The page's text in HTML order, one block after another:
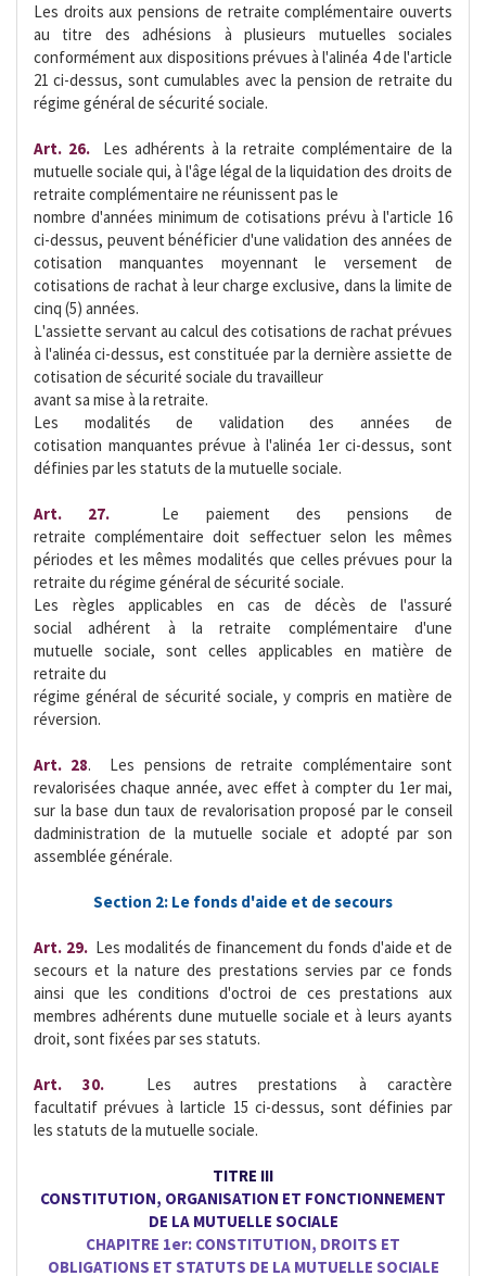
Les droits aux pensions de retraite complémentaire ouverts
au titre des adhésions à plusieurs mutuelles sociales
conformément aux dispositions prévues à l'alinéa 4 de l'article
21 ci-dessus, sont cumulables avec la pension de retraite du
régime général de sécurité sociale.
Art. 26.  Les adhérents à la retraite complémentaire de la
mutuelle sociale qui, à l'âge légal de la liquidation des droits de
retraite complémentaire ne réunissent pas le
nombre d'années minimum de cotisations prévu à l'article 16
ci-dessus, peuvent bénéficier d'une validation des années de
cotisation manquantes moyennant le versement de
cotisations de rachat à leur charge exclusive, dans la limite de
cinq (5) années.
L'assiette servant au calcul des cotisations de rachat prévues
à l'alinéa ci-dessus, est constituée par la dernière assiette de
cotisation de sécurité sociale du travailleur
avant sa mise à la retraite.
Les modalités de validation des années de
cotisation manquantes prévue à l'alinéa 1er ci-dessus, sont
définies par les statuts de la mutuelle sociale.
Art. 27.
 Le paiement des pensions de
retraite complémentaire doit seffectuer selon les mêmes
périodes et les mêmes modalités que celles prévues pour la
retraite du régime général de sécurité sociale.
Les règles applicables en cas de décès de l'assuré
social adhérent à la retraite complémentaire d'une
mutuelle sociale, sont celles applicables en matière de
retraite du
régime général de sécurité sociale, y compris en matière de
réversion.
Art. 28.  Les pensions de retraite complémentaire sont
revalorisées chaque année, avec effet à compter du 1er mai,
sur la base dun taux de revalorisation proposé par le conseil
dadministration de la mutuelle sociale et adopté par son
assemblée générale.
Section 2: Le fonds d'aide et de secours
Art. 29. Les modalités de financement du fonds d'aide et de
secours et la nature des prestations servies par ce fonds
ainsi que les conditions d'octroi de ces prestations aux
membres adhérents dune mutuelle sociale et à leurs ayants
droit, sont fixées par ses statuts.
Art. 30.
 Les autres prestations à caractère
facultatif prévues à larticle 15 ci-dessus, sont définies par
les statuts de la mutuelle sociale.
TITRE III
CONSTITUTION, ORGANISATION ET FONCTIONNEMENT
DE LA MUTUELLE SOCIALE
CHAPITRE 1er: CONSTITUTION, DROITS ET
OBLIGATIONS ET STATUTS DE LA MUTUELLE SOCIALE